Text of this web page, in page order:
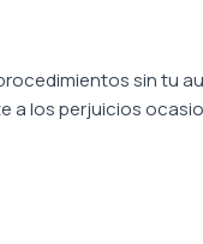
sin tu
a los perjuicios